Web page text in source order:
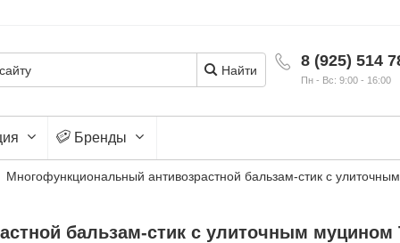
8 (925) 514
Пн - Вс: 9:00 - 16:00
Найти
Бренды
Многофункциональный антивозрастной бальзам-стик с
бальзам-стик с улиточным муцином